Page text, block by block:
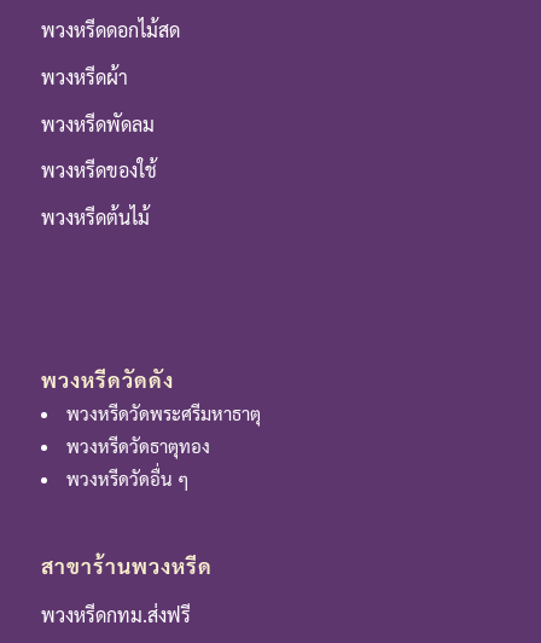
พวงหรีดดอกไม้สด
พวงหรีดผ้า
พวงหรีดพัดลม
พวงหรีดของใช้
พวงหรีดต้นไม้
พวงหรีดวัดดัง
พวงหรีดวัดพระศรีมหาธาตุ
พวงหรีดวัดธาตุทอง
พวงหรีดวัดอื่น ๆ
สาขาร้านพวงหรีด
พวงหรีดกทม.ส่งฟรี